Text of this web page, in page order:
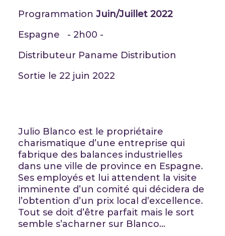
Programmation Juin/Juillet 2022
Espagne - 2h00 -
Distributeur Paname Distribution
Sortie le 22 juin 2022
Julio Blanco est le propriétaire
charismatique d’une entreprise qui
fabrique des balances industrielles
dans une ville de province en Espagne.
Ses employés et lui attendent la visite
imminente d’un comité qui décidera de
l’obtention d’un prix local d’excellence.
Tout se doit d’être parfait mais le sort
semble s’acharner sur Blanco…